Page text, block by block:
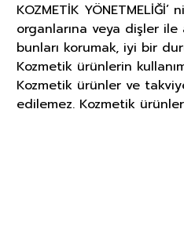
KOZMETİK
organlarına veya dişler ile
bunları korumak, iyi bir
Kozmetik ürünlerin
Kozmetik ürünler ve
edilemez. Kozmetik